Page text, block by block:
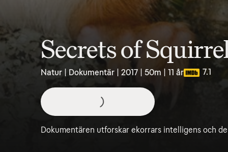
Secrets of
Natur | Dokumentär | 2017 | 50m | 11 år 7.1
Dokumentären utforskar ekorrars intelligens och